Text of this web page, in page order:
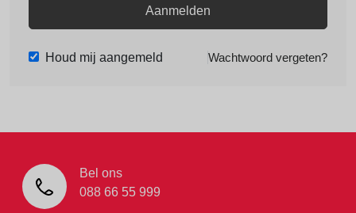
Aanmelden
Houd mij aangemeld Wachtwoord vergeten?
Bel ons
088 66 55 999